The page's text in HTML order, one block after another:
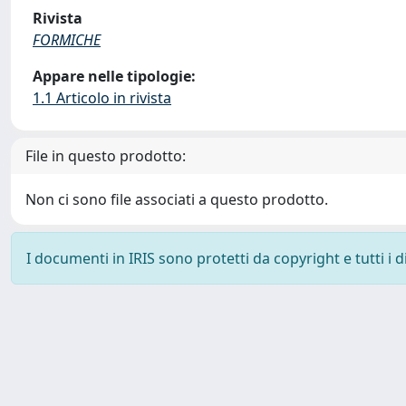
Rivista
FORMICHE
Appare nelle tipologie:
1.1 Articolo in rivista
File in questo prodotto:
Non ci sono file associati a questo prodotto.
I documenti in IRIS sono protetti da copyright e tutti i